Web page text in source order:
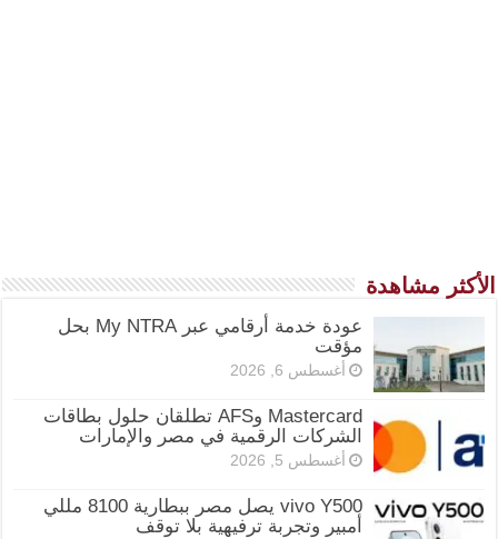
الأكثر مشاهدة
عودة خدمة أرقامي عبر My NTRA بحل
مؤقت
أغسطس 6, 2026
Mastercard وAFS تطلقان حلول بطاقات
الشركات الرقمية في مصر والإمارات
أغسطس 5, 2026
vivo Y500 يصل مصر ببطارية 8100 مللي
أمبير وتجربة ترفيهية بلا توقف